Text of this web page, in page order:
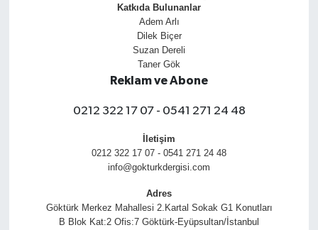
Katkıda Bulunanlar
Adem Arlı
Dilek Biçer
Suzan Dereli
Taner Gök
Reklam ve Abone
0212 322 17 07 - 0541 271 24 48
İletişim
0212 322 17 07 - 0541 271 24 48
info@gokturkdergisi.com
Adres
Göktürk Merkez Mahallesi 2.Kartal Sokak G1 Konutları
B Blok Kat:2 Ofis:7 Göktürk-Eyüpsultan/İstanbul